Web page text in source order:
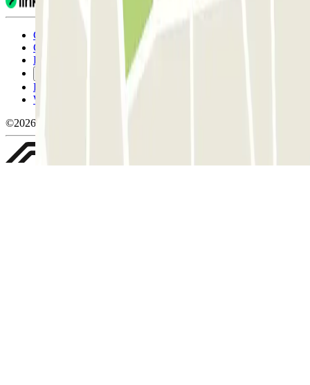
Condicions d'ús i contratació
Condicions de cancel-lació
Política de cookies
Política de privacitat
Whistleblowing
©2026 Parclick. All rights reserved